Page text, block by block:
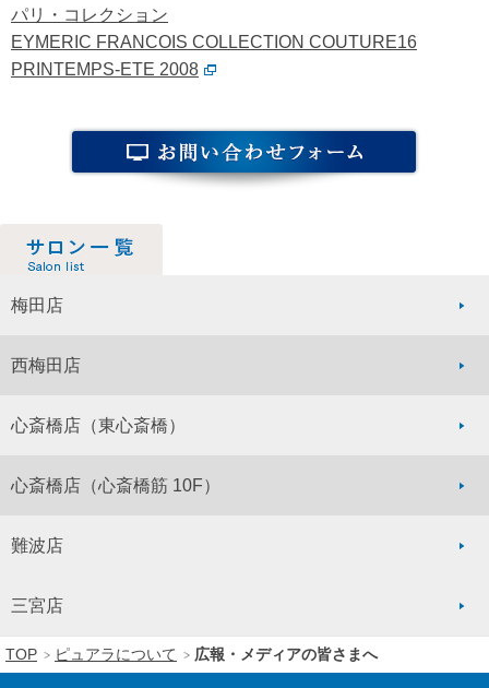
パリ・コレクション
EYMERIC FRANCOIS COLLECTION COUTURE16
PRINTEMPS-ETE 2008
梅田店
西梅田店
心斎橋店 （東心斎橋）
心斎橋店 （心斎橋筋 10F）
難波店
三宮店
TOP ピュアラについて 広報・メディアの皆さまへ